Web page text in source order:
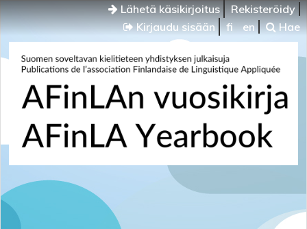
Lähetä käsikirjoitus
Rekisteröidy
Kirjaudu sisään
fi en Hae